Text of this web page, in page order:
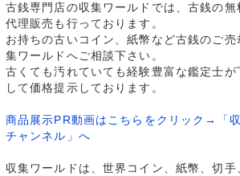
古銭専門店の収集ワールドでは、古銭の無
代理販売も行っております。
お持ちの古いコイン、紙幣など古銭のご
集ワールドへご相談下さい。
古くても汚れていても経験豊富な鑑定士が
して価格提示しております。
商品展示PR動画はこちらをクリック→「
チャンネル」へ
収集ワールドは、世界コイン、紙幣、切